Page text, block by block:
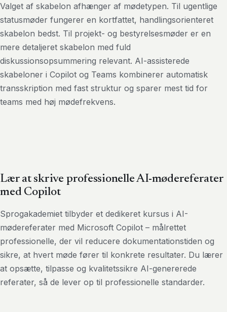
Valget af skabelon afhænger af mødetypen. Til ugentlige
statusmøder fungerer en kortfattet, handlingsorienteret
skabelon bedst. Til projekt- og bestyrelsesmøder er en
mere detaljeret skabelon med fuld
diskussionsopsummering relevant. AI-assisterede
skabeloner i Copilot og Teams kombinerer automatisk
transskription med fast struktur og sparer mest tid for
teams med høj mødefrekvens.
Lær at skrive professionelle AI-mødereferater
med Copilot
Sprogakademiet tilbyder et dedikeret kursus i AI-
mødereferater med Microsoft Copilot – målrettet
professionelle, der vil reducere dokumentationstiden og
sikre, at hvert møde fører til konkrete resultater. Du lærer
at opsætte, tilpasse og kvalitetssikre AI-genererede
referater, så de lever op til professionelle standarder.